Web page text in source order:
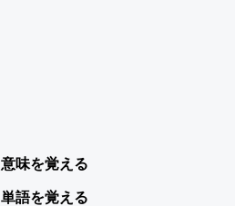
意味を覚える
単語を覚える